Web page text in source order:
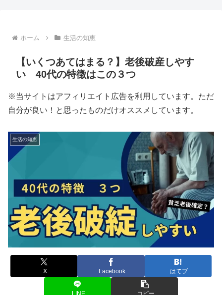
ホーム 生活の知恵
【いくつあてはまる？】老後破産しやす
い 40代の特徴はこの３つ
※当サイトはアフィリエイト広告を利用しています。ただ
自分が良い！と思ったものだけオススメしています。
生活の知恵
X Facebook はてブ
LINE コピー